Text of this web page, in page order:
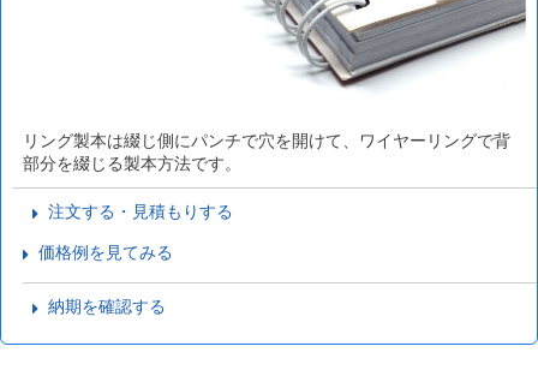
リング製本は綴じ側にパンチで穴を開けて、ワイヤーリングで背
部分を綴じる製本方法です。
注文する・見積もりする
価格例を見てみる
納期を確認する